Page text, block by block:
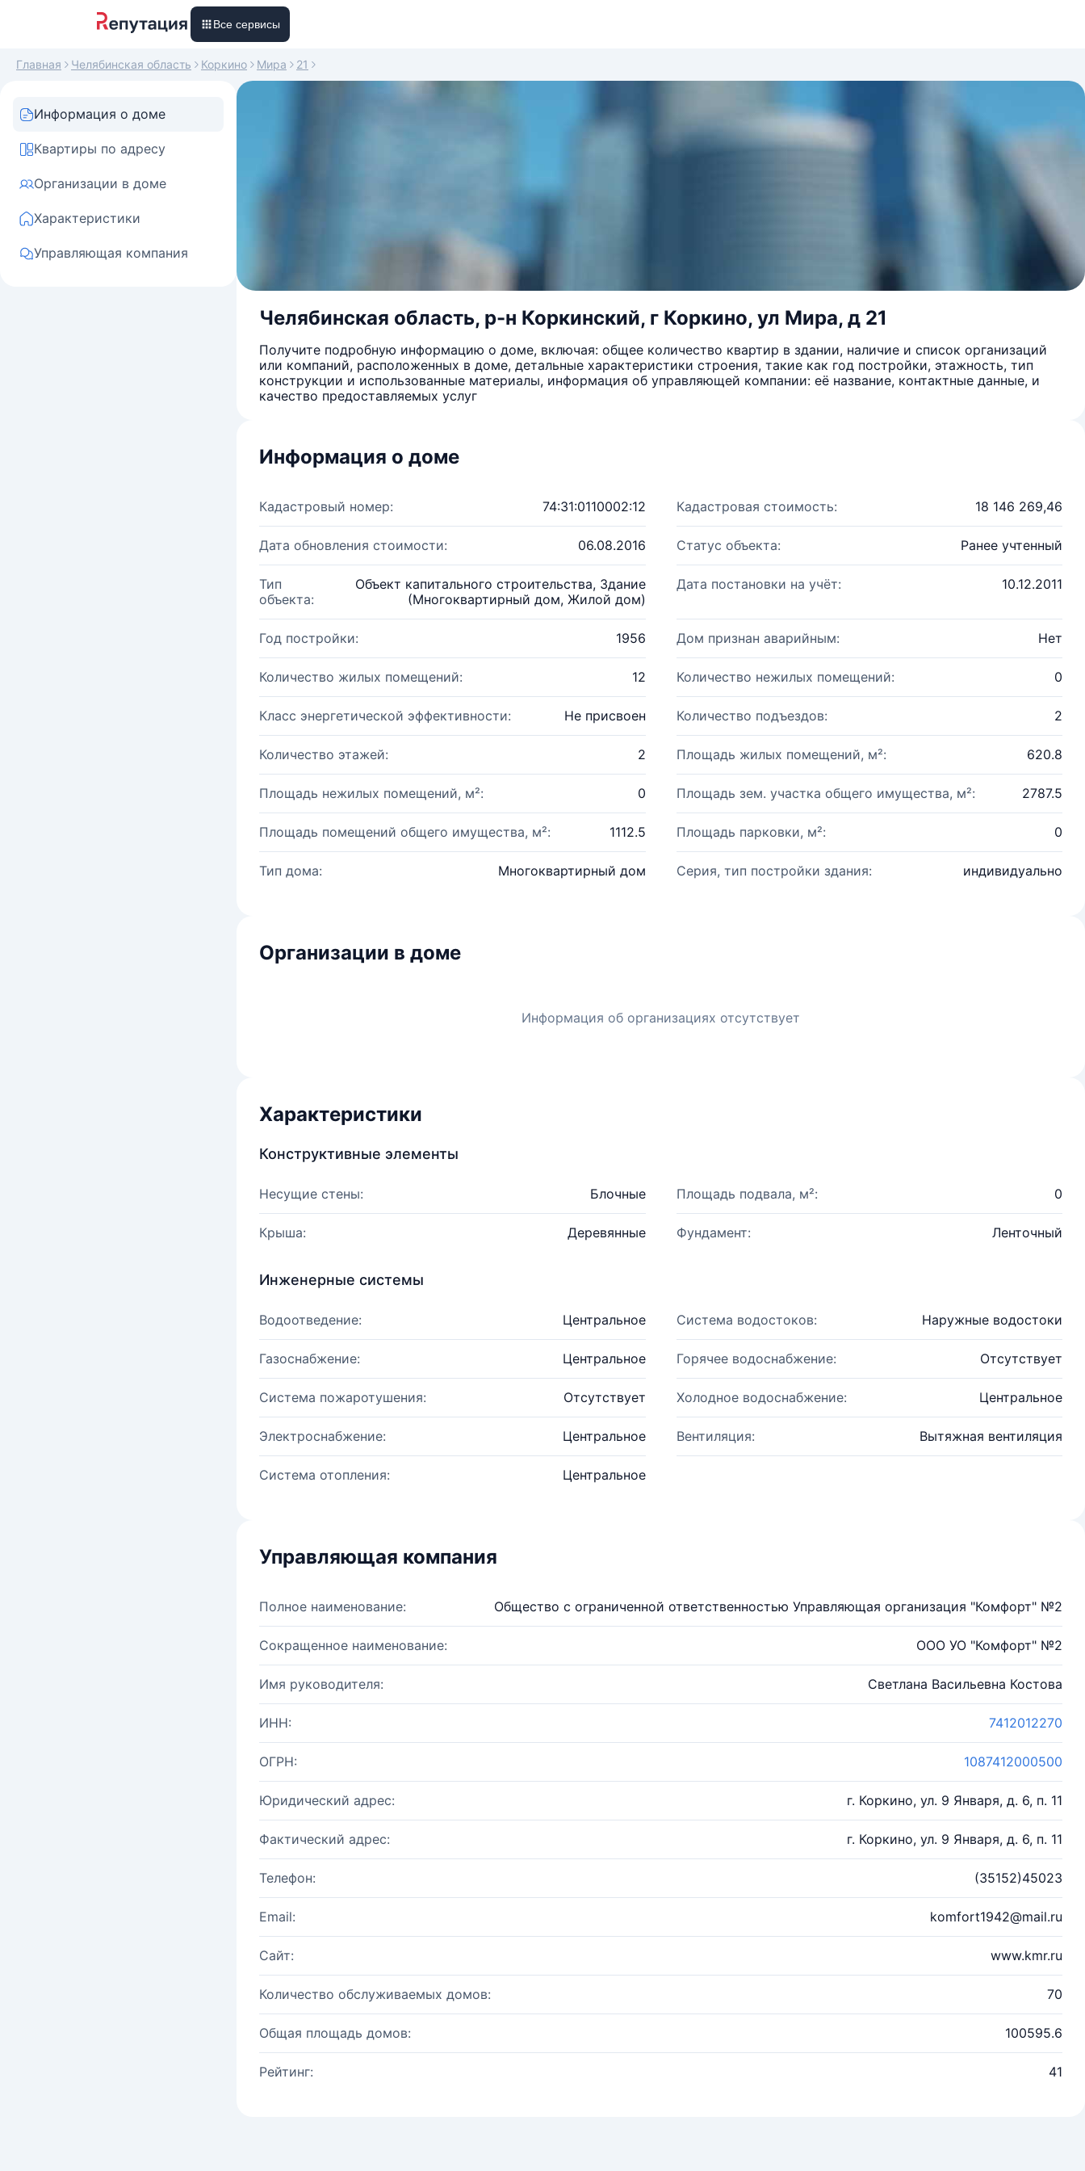
Все сервисы
Главная Челябинская область Коркино Мира 21
Информация о доме
Квартиры по адресу
Организации в доме
Характеристики
Управляющая компания
Челябинская область, р-н Коркинский, г Коркино, ул Мира, д 21
Получите подробную информацию о доме, включая: общее количество квартир в здании, наличие и список организаций
или компаний, расположенных в доме, детальные характеристики строения, такие как год постройки, этажность, тип
конструкции и использованные материалы, информация об управляющей компании: её название, контактные данные, и
качество предоставляемых услуг
Информация о доме
Кадастровый номер: 74:31:0110002:12 Кадастровая стоимость: 18 146 269,46
Дата обновления стоимости: 06.08.2016 Статус объекта: Ранее учтенный
Тип
объекта:
Объект капитального строительства, Здание
(Многоквартирный дом, Жилой дом)
Дата постановки на учёт: 10.12.2011
Год постройки: 1956 Дом признан аварийным: Нет
Количество жилых помещений: 12 Количество нежилых помещений: 0
Класс энергетической эффективности: Не присвоен Количество подъездов: 2
Количество этажей: 2 Площадь жилых помещений, м²: 620.8
Площадь нежилых помещений, м²: 0 Площадь зем. участка общего имущества, м²: 2787.5
Площадь помещений общего имущества, м²: 1112.5 Площадь парковки, м²: 0
Тип дома: Многоквартирный дом Серия, тип постройки здания: индивидуально
Организации в доме
Информация об организациях отсутствует
Характеристики
Конструктивные элементы
Несущие стены: Блочные Площадь подвала, м²: 0
Крыша: Деревянные Фундамент: Ленточный
Инженерные системы
Водоотведение: Центральное Система водостоков: Наружные водостоки
Газоснабжение: Центральное Горячее водоснабжение: Отсутствует
Система пожаротушения: Отсутствует Холодное водоснабжение: Центральное
Электроснабжение: Центральное Вентиляция: Вытяжная вентиляция
Система отопления: Центральное
Управляющая компания
Полное наименование: Общество с ограниченной ответственностью Управляющая организация "Комфорт" №2
Сокращенное наименование: ООО УО "Комфорт" №2
Имя руководителя: Светлана Васильевна Костова
ИНН: 7412012270
ОГРН: 1087412000500
Юридический адрес: г. Коркино, ул. 9 Января, д. 6, п. 11
Фактический адрес: г. Коркино, ул. 9 Января, д. 6, п. 11
Телефон: (35152)45023
Email: komfort1942@mail.ru
Сайт: www.kmr.ru
Количество обслуживаемых домов: 70
Общая площадь домов: 100595.6
Рейтинг: 41